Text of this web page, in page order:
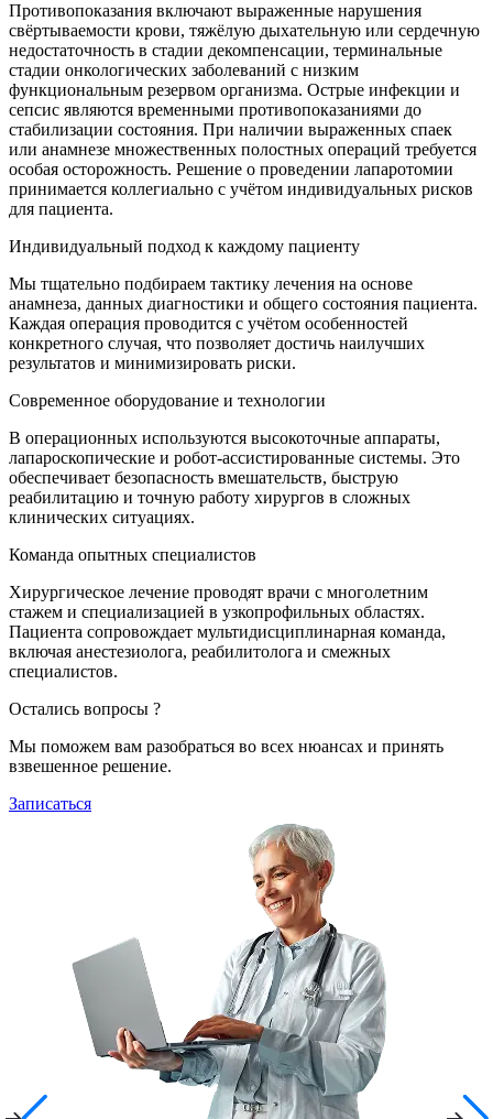
Противопоказания включают выраженные нарушения
свёртываемости крови, тяжёлую дыхательную или сердечную
недостаточность в стадии декомпенсации, терминальные
стадии онкологических заболеваний с низким
функциональным резервом организма. Острые инфекции и
сепсис являются временными противопоказаниями до
стабилизации состояния. При наличии выраженных спаек
или анамнезе множественных полостных операций требуется
особая осторожность. Решение о проведении лапаротомии
принимается коллегиально с учётом индивидуальных рисков
для пациента.
Индивидуальный подход к каждому пациенту
Мы тщательно подбираем тактику лечения на основе
анамнеза, данных диагностики и общего состояния пациента.
Каждая операция проводится с учётом особенностей
конкретного случая, что позволяет достичь наилучших
результатов и минимизировать риски.
Современное оборудование и технологии
В операционных используются высокоточные аппараты,
лапароскопические и робот-ассистированные системы. Это
обеспечивает безопасность вмешательств, быструю
реабилитацию и точную работу хирургов в сложных
клинических ситуациях.
Команда опытных специалистов
Хирургическое лечение проводят врачи с многолетним
стажем и специализацией в узкопрофильных областях.
Пациента сопровождает мультидисциплинарная команда,
включая анестезиолога, реабилитолога и смежных
специалистов.
Остались вопросы ?
Мы поможем вам разобраться во всех нюансах и принять
взвешенное решение.
Записаться